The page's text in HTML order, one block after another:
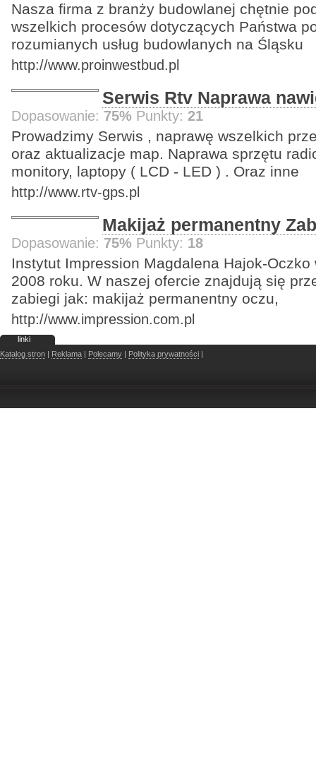
Nasza firma z branży budowlanej chętnie
wszelkich procesów dotyczących Państwa
rozumianych usług budowlanych na Śląsku
http://www.proinwestbud.pl
Serwis Rtv Naprawa
Dopasowanie: 75% Punkty: 21
Prowadzimy Serwis , naprawę wszelkich
oraz aktualizacje map. Naprawa sprzętu
monitory, laptopy ( LCD - LED ) . Oraz inne
http://www.rtv-gps.pl
Makijaż permanentny
Dopasowanie: 75% Punkty: 18
Instytut Impression Magdalena Hajok-
2008 roku. W naszej ofercie znajdują się
zabiegi jak: makijaż permanentny oczu,
http://www.impression.com.pl
linki
Katalog stron | Reklama | Polecamy | Polityka prywatności |